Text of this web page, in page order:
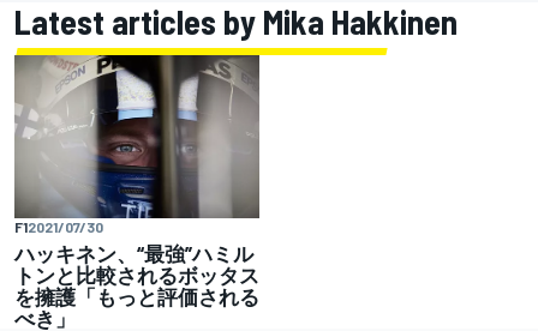
Latest articles by Mika Hakkinen
F12021/07/30
ハッキネン、“最強”ハミル
トンと比較されるボッタス
を擁護「もっと評価される
べき」